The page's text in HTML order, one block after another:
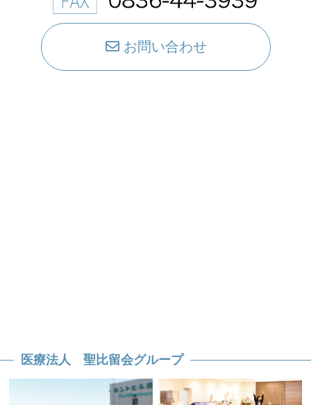
お問い合わせ
医療法人 聖比留会グループ